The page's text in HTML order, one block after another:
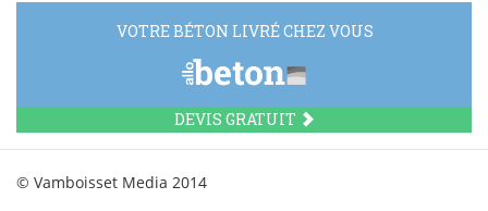
VOTRE BÉTON LIVRÉ CHEZ VOUS
DEVIS GRATUIT
© Vamboisset Media 2014